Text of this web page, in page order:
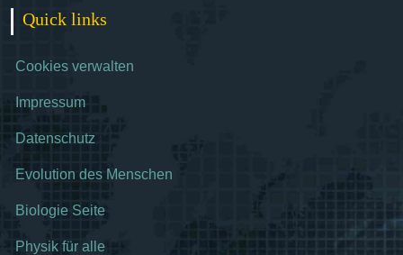
Quick links
Cookies verwalten
Impressum
Datenschutz
Evolution des Menschen
Biologie Seite
Physik für alle